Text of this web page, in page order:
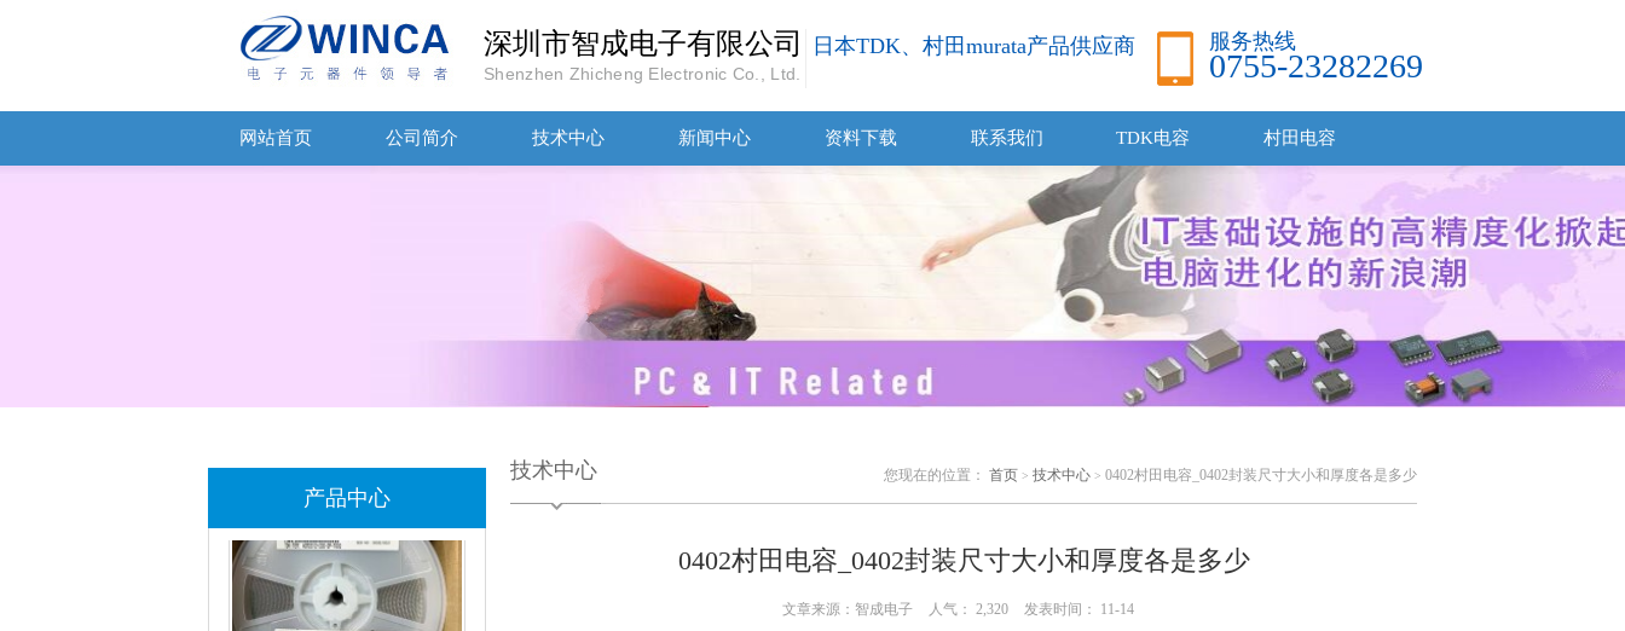
深圳市智成电子有限公司
Shenzhen Zhicheng Electronic Co., Ltd.
日本TDK、村田murata产品供应商 服务热线
0755-23282269
网站首页 公司简介 技术中心 新闻中心 资料下载 联系我们 TDK电容 村田电容
产品中心
TDK车规电容CGA4J1X7R1E475KT0Y0E
技术中心 您现在的位置： 首页 > 技术中心 > 0402村田电容_0402封装尺寸大小和厚度各是多少
0402村田电容_0402封装尺寸大小和厚度各是多少
文章来源：智成电子 人气： 2,320 发表时间： 11-14